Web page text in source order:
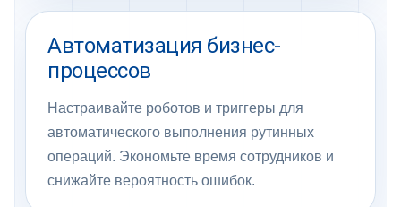
Автоматизация бизнес-
процессов
Настраивайте роботов и триггеры для
автоматического выполнения рутинных
операций. Экономьте время сотрудников и
снижайте вероятность ошибок.